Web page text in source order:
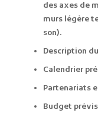
des axes de
murs légère
son).
Description
Calendrier
Partenariats
Budget